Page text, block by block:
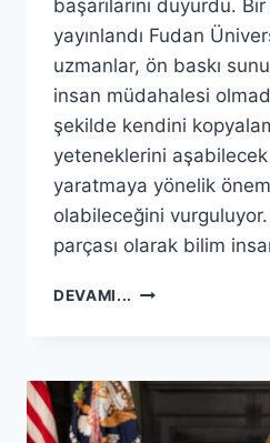
başarılarını duyurdu.
yayınlandı Fudan
uzmanlar, ön baskı
insan müdahalesi
şekilde kendini
yeteneklerini
yaratmaya yönelik
olabileceğini vurguluyor.
parçası olarak bilim
DEVAMI... YAPAY
OLMADAN
KENDINI
ÇOĞALTMAYI